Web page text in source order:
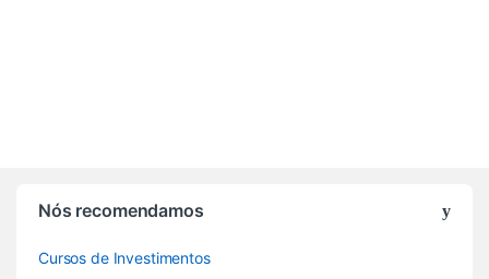
Nós recomendamos
Cursos de Investimentos